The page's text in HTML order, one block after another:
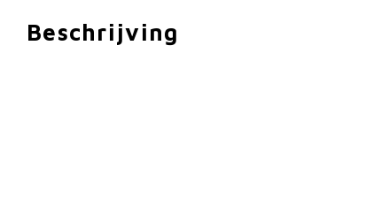
Beschrijving